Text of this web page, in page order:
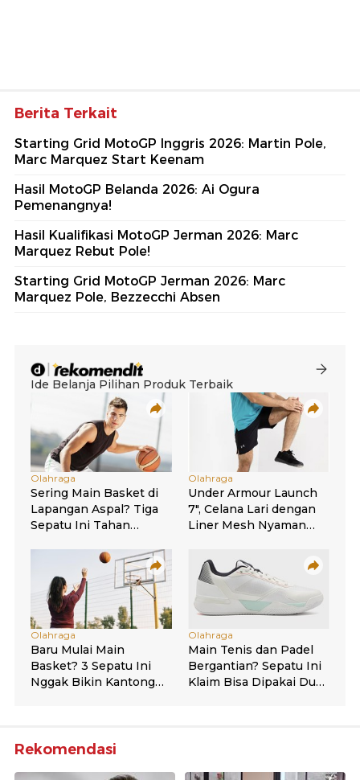
Berita Terkait
Starting Grid MotoGP Inggris 2026: Martin Pole,
Marc Marquez Start Keenam
Hasil MotoGP Belanda 2026: Ai Ogura
Pemenangnya!
Hasil Kualifikasi MotoGP Jerman 2026: Marc
Marquez Rebut Pole!
Starting Grid MotoGP Jerman 2026: Marc
Marquez Pole, Bezzecchi Absen
Rekomendasi